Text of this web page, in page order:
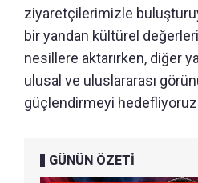
ziyaretçilerimizle
bir yandan kültürel
nesillere aktarırken, diğer
ulusal ve uluslararası
güçlendirmeyi
GÜNÜN ÖZETİ